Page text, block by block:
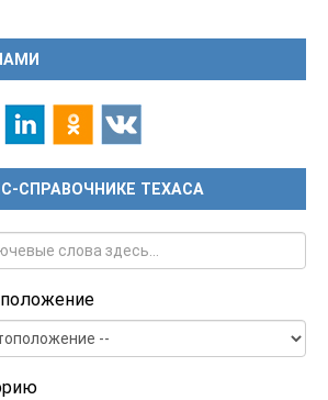
СПРАВОЧНИКЕ ТЕХАСА